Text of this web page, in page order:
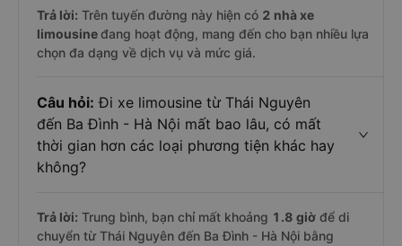
Trả lời: Trên tuyến đường này hiện có 2 nhà xe
limousineđang hoạt động, mang đến cho bạn nhiều lựa
chọn đa dạng về dịch vụ và mức giá.
Câu hỏi: Đi xe limousine từ Thái Nguyên
đến Ba Đình - Hà Nội mất bao lâu, có mất
thời gian hơn các loại phương tiện khác hay
không?
Trả lời: Trung bình, bạn chỉ mất khoảng 1.8 giờ để di
chuyển từ Thái Nguyên đến Ba Đình - Hà Nội bằng